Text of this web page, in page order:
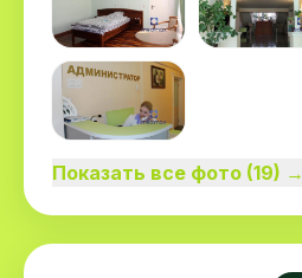
Показать все фото (19) →